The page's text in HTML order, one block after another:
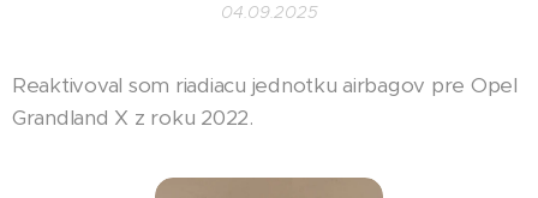
04.09.2025
Reaktivoval som riadiacu jednotku airbagov pre Opel
Grandland X z roku 2022.